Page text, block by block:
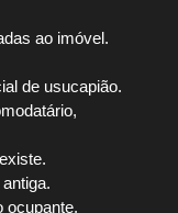
ao imóvel.
de usucapião.
ocupante.